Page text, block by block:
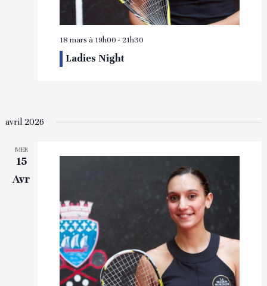
18 mars à 19h00 - 21h30
Ladies Night
avril 2026
MER
15
Avr